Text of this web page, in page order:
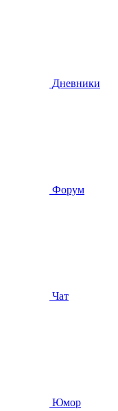
Дневники
Форум
Чат
Юмор